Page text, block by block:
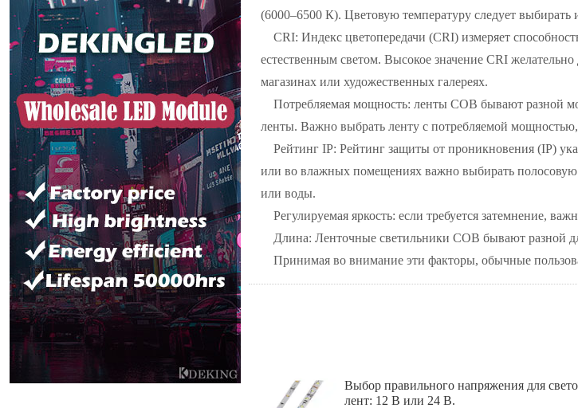
(6000–6500 К). Цветовую температуру следует выбирать
CRI: Индекс цветопередачи (CRI) измеряет
естественным светом. Высокое значение CRI
магазинах или художественных галереях.
Потребляемая мощность: ленты COB бывают разной
ленты. Важно выбрать ленту с потребляемой
Рейтинг IP: Рейтинг защиты от проникновения (IP)
или во влажных помещениях важно выбирать полосовую
или воды.
Регулируемая яркость: если требуется затемнение,
Длина: Ленточные светильники COB бывают разной
Принимая во внимание эти факторы, обычные
Выбор правильного напряжения для
лент: 12 В или 24 В.